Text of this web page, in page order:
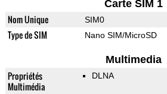
Carte SIM 1
Nom Unique SIM0
Type de SIM Nano SIM/MicroSD
Multimedia
Propriétés
Multimédia
DLNA